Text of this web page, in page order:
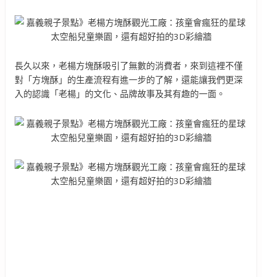
長久以來，老楊方塊酥吸引了無數的消費者，來到這裡不僅
對「方塊酥」的生產流程有進一步的了解，還能讓我們更深
入的認識「老楊」的文化、品牌故事及其有趣的一面。